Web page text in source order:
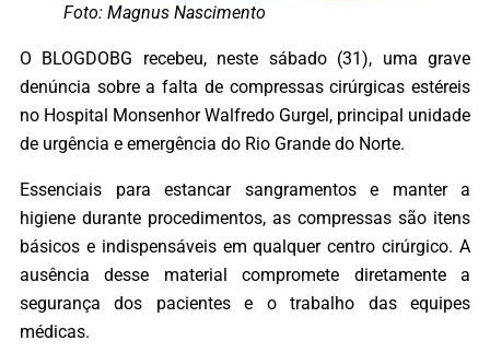
Foto: Magnus Nascimento
O BLOGDOBG recebeu, neste sábado (31), uma grave
denúncia sobre a falta de compressas cirúrgicas estéreis
no Hospital Monsenhor Walfredo Gurgel, principal unidade
de urgência e emergência do Rio Grande do Norte.
Essenciais para estancar sangramentos e manter a
higiene durante procedimentos, as compressas são itens
básicos e indispensáveis em qualquer centro cirúrgico. A
ausência desse material compromete diretamente a
segurança dos pacientes e o trabalho das equipes
médicas.